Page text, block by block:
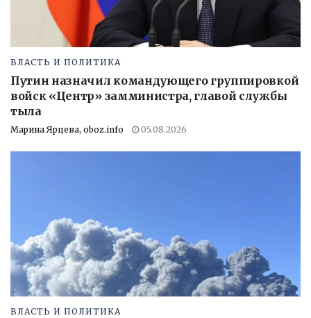
ВЛАСТЬ И ПОЛИТИКА
Путин назначил командующего группировкой
войск «Центр» замминистра, главой службы
тыла
Марина Ярцева, oboz.info 05.08.2026
ВЛАСТЬ И ПОЛИТИКА